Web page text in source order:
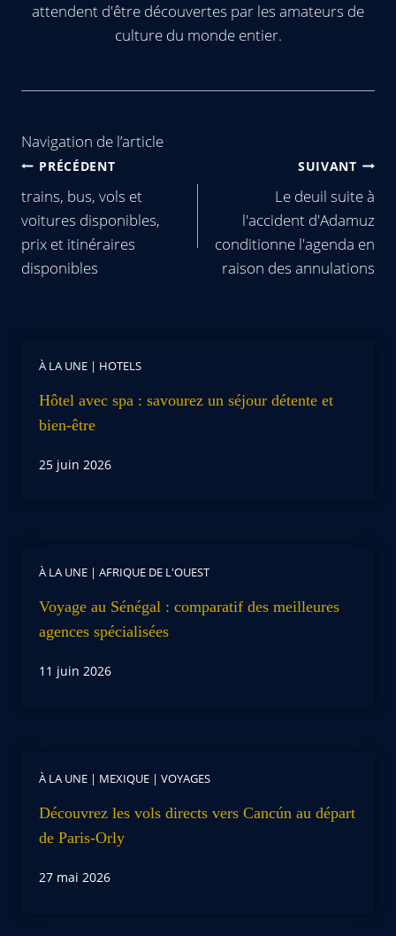
attendent d'être découvertes par les amateurs de
culture du monde entier.
Navigation de l’article
PRÉCÉDENT
trains, bus, vols et
voitures disponibles,
prix et itinéraires
disponibles
SUIVANT
Le deuil suite à
l'accident d'Adamuz
conditionne l'agenda en
raison des annulations
À LA UNE | HOTELS
Hôtel avec spa : savourez un séjour détente et
bien-être
25 juin 2026
À LA UNE | AFRIQUE DE L'OUEST
Voyage au Sénégal : comparatif des meilleures
agences spécialisées
11 juin 2026
À LA UNE | MEXIQUE | VOYAGES
Découvrez les vols directs vers Cancún au départ
de Paris-Orly
27 mai 2026